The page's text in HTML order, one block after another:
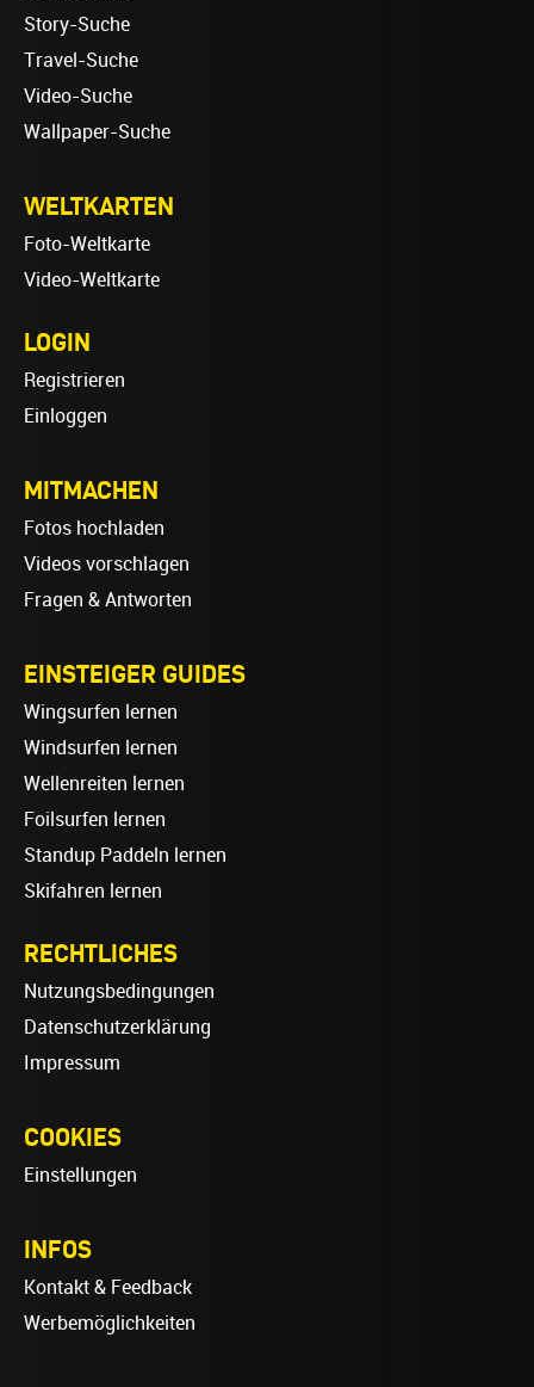
Story-Suche
Travel-Suche
Video-Suche
Wallpaper-Suche
WELTKARTEN
Foto-Weltkarte
Video-Weltkarte
LOGIN
Registrieren
Einloggen
MITMACHEN
Fotos hochladen
Videos vorschlagen
Fragen & Antworten
EINSTEIGER GUIDES
Wingsurfen lernen
Windsurfen lernen
Wellenreiten lernen
Foilsurfen lernen
Standup Paddeln lernen
Skifahren lernen
RECHTLICHES
Nutzungsbedingungen
Datenschutzerklärung
Impressum
COOKIES
Einstellungen
INFOS
Kontakt & Feedback
Werbemöglichkeiten